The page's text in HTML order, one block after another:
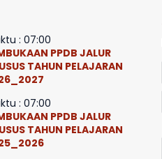
: 07:00
PPDB JALUR
TAHUN PELAJARAN
: 07:00
PPDB JALUR
TAHUN PELAJARAN